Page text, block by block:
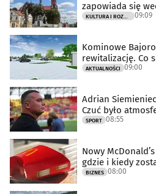
zapowiada się
KULTURA I ROZRYWKA 09:09
Kominowe
rewitalizację. Co
AKTUALNOŚCI 09:00
Adrian
Czuć było
SPORT 08:55
Nowy
gdzie i kiedy
BIZNES 08:00